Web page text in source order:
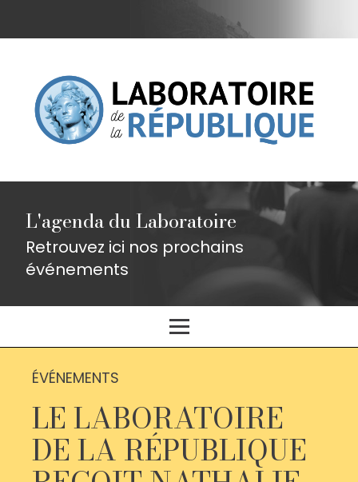
L'agenda du Laboratoire
Retrouvez ici nos prochains
événements
ÉVÉNEMENTS
LE LABORATOIRE
DE LA RÉPUBLIQUE